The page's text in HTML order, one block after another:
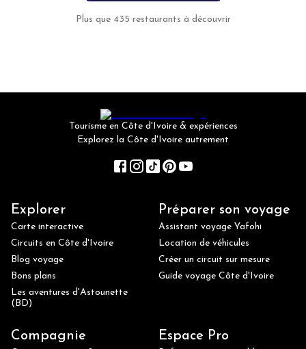
Plus que 435 restaurants à découvrir
Tourisme en Côte d'Ivoire & expériences
Explorez la Côte d'Ivoire autrement
Explorer
Carte interactive
Circuits en Côte d'Ivoire
Blog voyage
Bons plans
Les aventures d'Astounette
(BD)
Préparer son voyage
Assistant voyage Yafohi
Location de véhicules
Créer un circuit sur mesure
Guide voyage Côte d'Ivoire
Compagnie Espace Pro